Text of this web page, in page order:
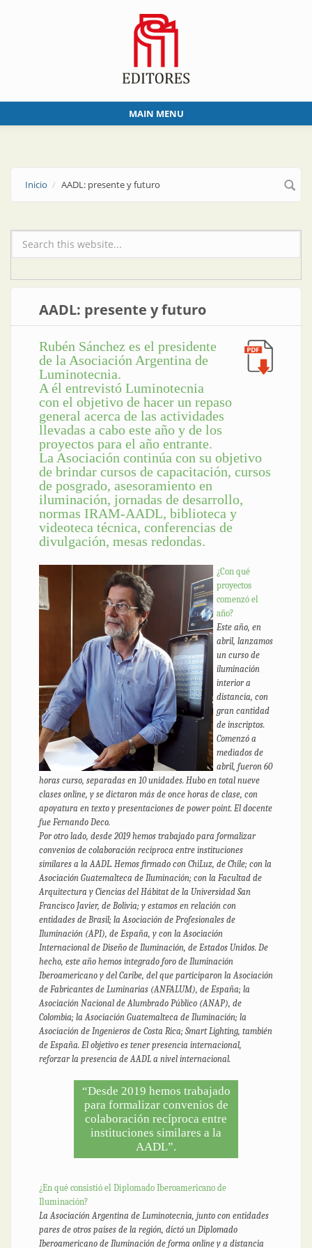
MAIN MENU
Inicio AADL: presente y futuro
Formulario de búsqueda
AADL: presente y futuro
Rubén Sánchez es el presidente
de la Asociación Argentina de
Luminotecnia.
A él entrevistó Luminotecnia
con el objetivo de hacer un repaso
general acerca de las actividades
llevadas a cabo este año y de los
proyectos para el año entrante.
La Asociación continúa con su objetivo
de brindar cursos de capacitación, cursos
de posgrado, asesoramiento en
iluminación, jornadas de desarrollo,
normas IRAM-AADL, biblioteca y
videoteca técnica, conferencias de
divulgación, mesas redondas.
¿Con qué
proyectos
comenzó el
año?
Este año, en
abril, lanzamos
un curso de
iluminación
interior a
distancia, con
gran cantidad
de inscriptos.
Comenzó a
mediados de
abril, fueron 60
horas curso, separadas en 10 unidades. Hubo en total nueve
clases online, y se dictaron más de once horas de clase, con
apoyatura en texto y presentaciones de power point. El docente
fue Fernando Deco.
Por otro lado, desde 2019 hemos trabajado para formalizar
convenios de colaboración recíproca entre instituciones
similares a la AADL. Hemos firmado con ChiLuz, de Chile; con la
Asociación Guatemalteca de Iluminación; con la Facultad de
Arquitectura y Ciencias del Hábitat de la Universidad San
Francisco Javier, de Bolivia; y estamos en relación con
entidades de Brasil; la Asociación de Profesionales de
Iluminación (API), de España, y con la Asociación
Internacional de Diseño de Iluminación, de Estados Unidos. De
hecho, este año hemos integrado foro de Iluminación
Iberoamericano y del Caribe, del que participaron la Asociación
de Fabricantes de Luminarias (ANFALUM), de España; la
Asociación Nacional de Alumbrado Público (ANAP), de
Colombia; la Asociación Guatemalteca de Iluminación; la
Asociación de Ingenieros de Costa Rica; Smart Lighting, también
de España. El objetivo es tener presencia internacional,
reforzar la presencia de AADL a nivel internacional.
“Desde 2019 hemos trabajado
para formalizar convenios de
colaboración recíproca entre
instituciones similares a la
AADL”.
¿En qué consistió el Diplomado Iberoamericano de
Iluminación?
La Asociación Argentina de Luminotecnia, junto con entidades
pares de otros países de la región, dictó un Diplomado
Iberoamericano de Iluminación de forma online y a distancia